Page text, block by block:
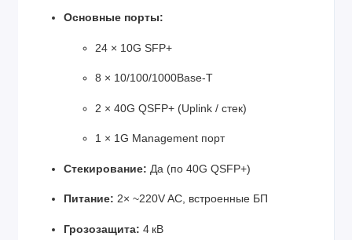
Основные порты:
24 × 10G SFP+
8 × 10/100/1000Base-T
2 × 40G QSFP+ (Uplink / стек)
1 × 1G Management порт
Стекирование: Да (по 40G QSFP+)
Питание: 2× ~220V AC, встроенные БП
Грозозащита: 4 кВ